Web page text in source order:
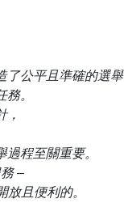
了公平且準確的選
。
，
程至關重要。
–
且便利的。